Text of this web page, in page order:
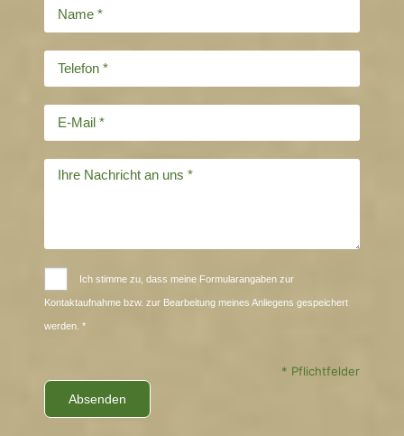
Ich stimme zu, dass meine Formularangaben zur
Kontaktaufnahme bzw. zur Bearbeitung meines Anliegens gespeichert
werden. *
* Pflichtfelder